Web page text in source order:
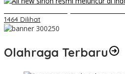
1464 Dilihat
Olahraga Terbaru